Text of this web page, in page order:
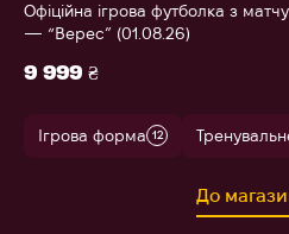
Офіційна ігрова футболка з матчу
— “Верес” (01.08.26)
9 999 ₴
Ігрова форма 12
До